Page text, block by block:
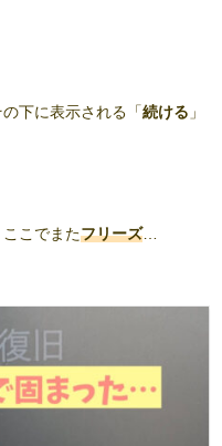
下に表示される「続ける 」
こでまたフリーズ…